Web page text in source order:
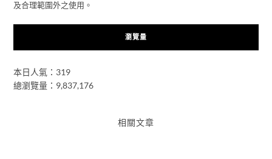
及合理範圍外之使用。
瀏覽量
本日人氣：319
總瀏覽量：9,837,176
相關文章